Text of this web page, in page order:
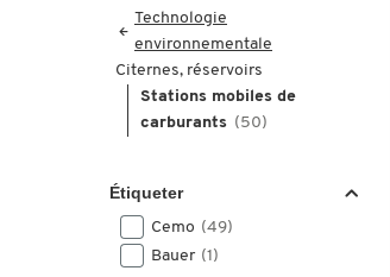
Technologie
environnementale
Citernes, réservoirs
Stations mobiles de
carburants (50)
Étiqueter
Cemo (49)
Bauer (1)